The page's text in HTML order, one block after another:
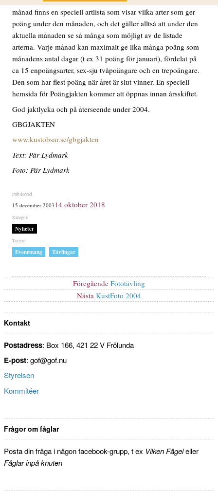
månad finns en speciell artlista som visar vilka arter som ger
poäng under den månaden, och det gäller alltså att under den
aktuella månaden se så många som möjligt av de listade
arterna. Varje månad kan maximalt ge lika många poäng som
månadens antal dagar (t ex 31 poäng för januari), fördelat på
ca 15 enpoängsarter, sex-sju tvåpoängare och en trepoängare.
Den som har flest poäng när året är slut vinner. En speciell
hemsida för Poängjakten kommer att öppnas innan årsskiftet.
God jaktlycka och på återseende under 2004.
GBGJAKTEN
www.kustobsar.se/gbgjakten
Text: Pär Lydmark
Foto: Pär Lydmark
Publicerat
den
15 december 2003 14 oktober 2018
Kategorier
Nyheter
Etiketter
Evenemang Tävlingar
InläggsnavigeringFöregående Föregående
inlägg:
Fototävling
Nästa Nästa
KustFoto 2004
Kontakt
Postadress: Box 166, 421 22 V Frölunda
E-post: gof@gof.nu
Styrelsen
Kommitéer
Frågor om fåglar
Posta din fråga i någon facebook-grupp, t ex Vilken Fågeleller
Fåglar inpå knuten